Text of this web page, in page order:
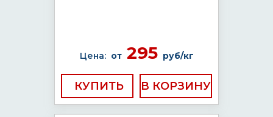
Цена: от295 руб/кг
КУПИТЬ